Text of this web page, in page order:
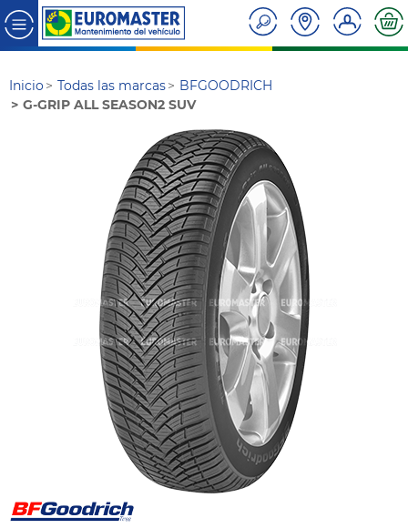
Inicio Todas las marcas
BFGOODRICH
G-GRIP ALL SEASON2 SUV